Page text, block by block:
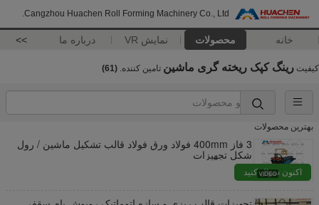
Cangzhou Huachen Roll Forming Machinery Co., Ltd.
خانه محصولات نمایش VR درباره ما >>
کیفیت رینگ کپک ریخته گری ماشین تامین کننده. (61)
بهترین محصولات
3 فاز 400mm فولاد ورق فولاد قالب تشکیل ماشین / رول
شکل تجهیزات
اکنون سؤال کنید